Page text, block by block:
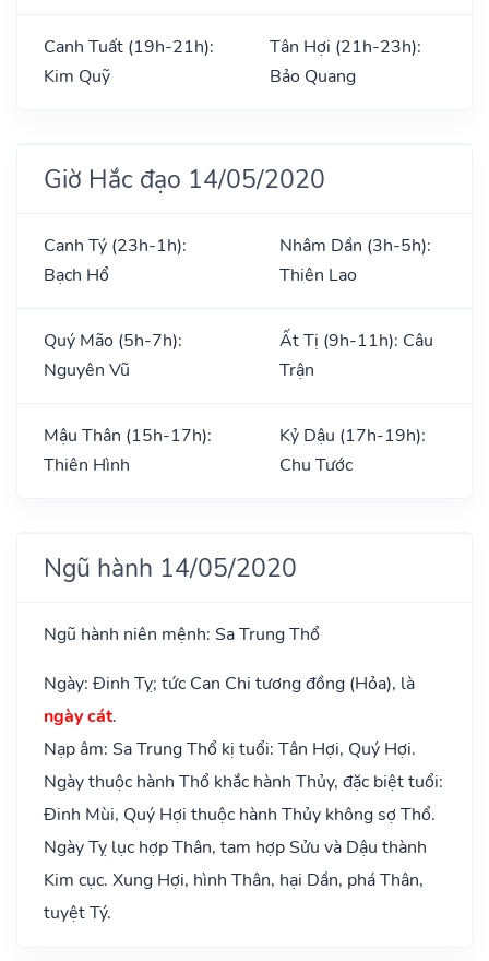
Canh Tuất (19h-21h):
Kim Quỹ
Tân Hợi (21h-23h):
Bảo Quang
Giờ Hắc đạo 14/05/2020
Canh Tý (23h-1h):
Bạch Hổ
Nhâm Dần (3h-5h):
Thiên Lao
Quý Mão (5h-7h):
Nguyên Vũ
Ất Tị (9h-11h): Câu
Trận
Mậu Thân (15h-17h):
Thiên Hình
Kỷ Dậu (17h-19h):
Chu Tước
Ngũ hành 14/05/2020
Ngũ hành niên mệnh: Sa Trung Thổ
Ngày: Đinh Tỵ; tức Can Chi tương đồng (Hỏa), là
ngày cát.
Nạp âm: Sa Trung Thổ kị tuổi: Tân Hợi, Quý Hợi.
Ngày thuộc hành Thổ khắc hành Thủy, đặc biệt tuổi:
Đinh Mùi, Quý Hợi thuộc hành Thủy không sợ Thổ.
Ngày Tỵ lục hợp Thân, tam hợp Sửu và Dậu thành
Kim cục. Xung Hợi, hình Thân, hại Dần, phá Thân,
tuyệt Tý.